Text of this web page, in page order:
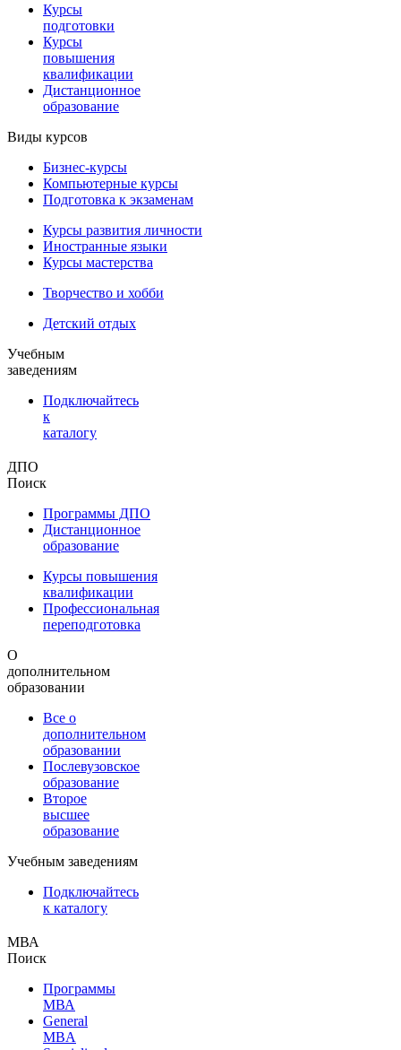
Курсы
подготовки
Курсы
повышения
квалификации
Дистанционное
образование
Виды курсов
Бизнес-курсы
Компьютерные курсы
Подготовка к экзаменам
Курсы развития личности
Иностранные языки
Курсы мастерства
Творчество и хобби
Детский отдых
Учебным
заведениям
Подключайтесь
к
каталогу
ДПО
Поиск
Программы ДПО
Дистанционное
образование
Курсы повышения
квалификации
Профессиональная
переподготовка
О
дополнительном
образовании
Все о
дополнительном
образовании
Послевузовское
образование
Второе
высшее
образование
Учебным заведениям
Подключайтесь
к каталогу
МВА
Поиск
Программы
МВА
General
MBA